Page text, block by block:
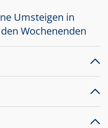
Umsteigen in
Wochenenden
am
der Bahnstraße in